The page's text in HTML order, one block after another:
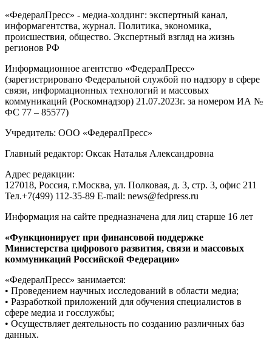
«ФедералПресс» - медиа-холдинг: экспертный канал,
информагентства, журнал. Политика, экономика,
происшествия, общество. Экспертный взгляд на жизнь
регионов РФ
Информационное агентство «ФедералПресс»
(зарегистрировано Федеральной службой по надзору в сфере
связи, информационных технологий и массовых
коммуникаций (Роскомнадзор) 21.07.2023г. за номером ИА №
ФС 77 – 85577)
Учредитель: ООО «ФедералПресс»
Главный редактор: Оксак Наталья Александровна
Адрес редакции:
127018, Россия, г.Москва, ул. Полковая, д. 3, стр. 3, офис 211
Тел.+7(499) 112-35-89 E-mail: news@fedpress.ru
Информация на сайте предназначена для лиц старше 16 лет
«Функционирует при финансовой поддержке
Министерства цифрового развития, связи и массовых
коммуникаций Российской Федерации»
«ФедералПресс» занимается:
• Проведением научных исследований в области медиа;
• Разработкой приложений для обучения специалистов в
сфере медиа и госслужбы;
• Осуществляет деятельность по созданию различных баз
данных.